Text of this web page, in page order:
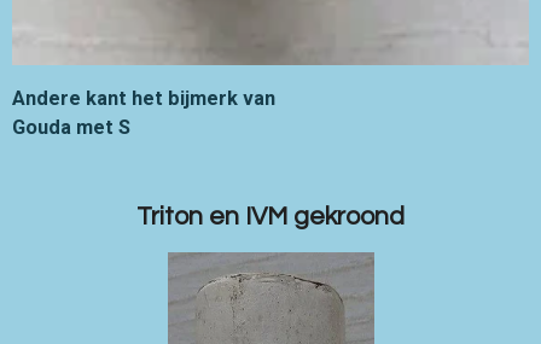
Andere kant het bijmerk van
Gouda met S
Triton en IVM gekroond